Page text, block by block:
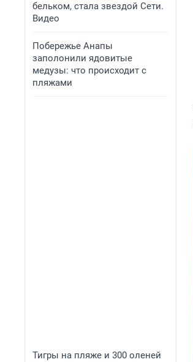
бельком, стала звездой Сети.
Видео
Побережье Анапы
заполонили ядовитые
медузы: что происходит с
пляжами
Тигры на пляже и 300 оленей